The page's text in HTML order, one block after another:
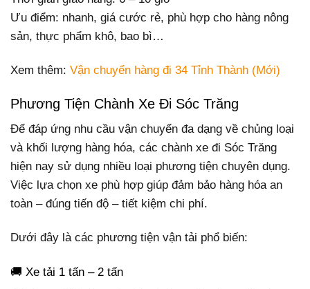
Ưu điểm: nhanh, giá cước rẻ, phù hợp cho hàng nông
sản, thực phẩm khô, bao bì…
Xem thêm: Vận chuyển hàng đi 34 Tỉnh Thành (Mới)
Phương Tiện Chành Xe Đi Sóc Trăng
Để đáp ứng nhu cầu vận chuyển đa dạng về chủng loại
và khối lượng hàng hóa, các chành xe đi Sóc Trăng
hiện nay sử dụng nhiều loại phương tiện chuyên dụng.
Việc lựa chọn xe phù hợp giúp đảm bảo hàng hóa an
toàn – đúng tiến độ – tiết kiệm chi phí.
Dưới đây là các phương tiện vận tải phổ biến:
🚚 Xe tải 1 tấn – 2 tấn